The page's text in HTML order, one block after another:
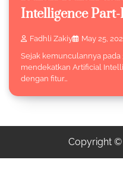
Intelligence Part-
Fadhli Zakiy
May 25,
Sejak kemunculannya pada
mendekatkan Artificial
dengan fitur…